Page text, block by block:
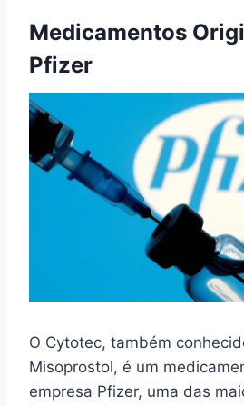
Medicamentos
Pfizer
O Cytotec, também
Misoprostol, é um
empresa Pfizer, uma das